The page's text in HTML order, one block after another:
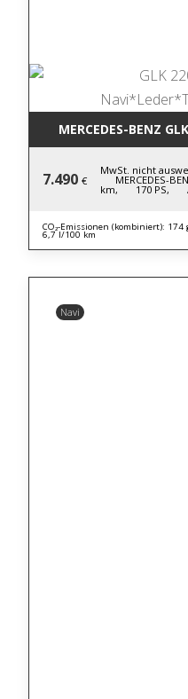
7.490 €
MwSt. nicht
MERCEDES-
km, 170 PS,
CO₂-Emissionen (kombiniert):
6,7 l/100 km
Navi